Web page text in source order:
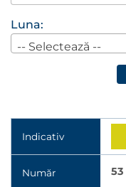
Luna:
-- Selectează --
Indicativ
Număr 53